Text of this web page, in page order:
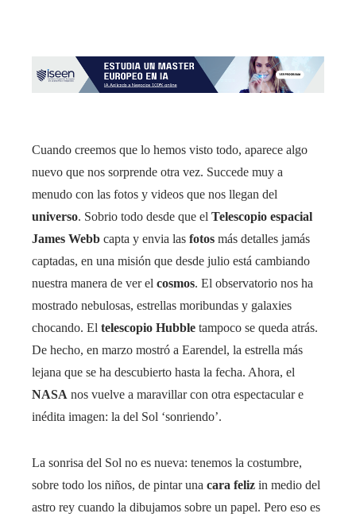
Cuando creemos que lo hemos visto todo, aparece algo
nuevo que nos sorprende otra vez. Succede muy a
menudo con las fotos y videos que nos llegan del
universo. Sobrio todo desde que el Telescopio espacial
James Webb capta y envia las fotos más detalles jamás
captadas, en una misión que desde julio está cambiando
nuestra manera de ver el cosmos. El observatorio nos ha
mostrado nebulosas, estrellas moribundas y galaxies
chocando. El telescopio Hubble tampoco se queda atrás.
De hecho, en marzo mostró a Earendel, la estrella más
lejana que se ha descubierto hasta la fecha. Ahora, el
NASA nos vuelve a maravillar con otra espectacular e
inédita imagen: la del Sol ‘sonriendo’.
La sonrisa del Sol no es nueva: tenemos la costumbre,
sobre todo los niños, de pintar una cara feliz in medio del
astro rey cuando la dibujamos sobre un papel. Pero eso es